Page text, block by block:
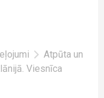
Atpūta un
Viesnīca